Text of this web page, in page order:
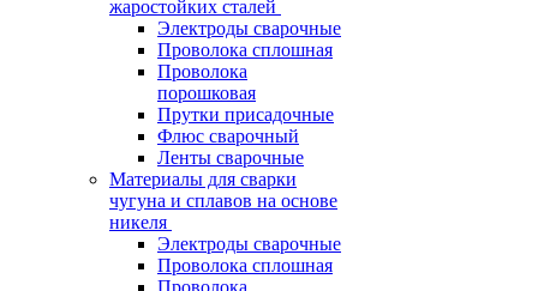
жаростойких сталей
Электроды сварочные
Проволока сплошная
Проволока
порошковая
Прутки присадочные
Флюс сварочный
Ленты сварочные
Материалы для сварки
чугуна и сплавов на основе
никеля
Электроды сварочные
Проволока сплошная
Проволока